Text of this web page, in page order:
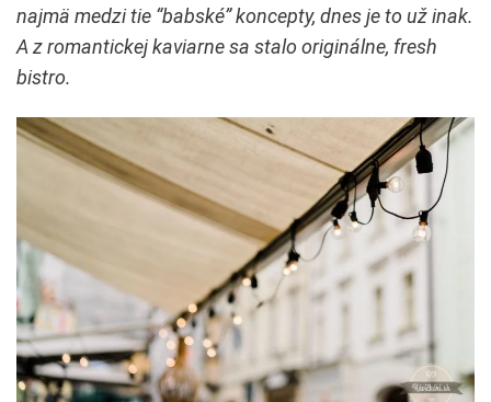
najmä medzi tie “babské” koncepty, dnes je to už inak.
A z romantickej kaviarne sa stalo originálne, fresh
bistro.